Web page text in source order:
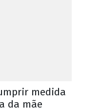
medida
da mãe